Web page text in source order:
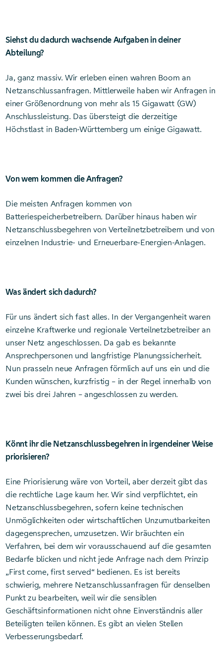
Siehst du dadurch wachsende Aufgaben in deiner
Abteilung?
Ja, ganz massiv. Wir erleben einen wahren Boom an
Netzanschlussanfragen. Mittlerweile haben wir Anfragen in
einer Größenordnung von mehr als 15 Gigawatt (GW)
Anschlussleistung. Das übersteigt die derzeitige
Höchstlast in Baden-Württemberg um einige Gigawatt.
Von wem kommen die Anfragen?
Die meisten Anfragen kommen von
Batteriespeicherbetreibern. Darüber hinaus haben wir
Netzanschlussbegehren von Verteilnetzbetreibern und von
einzelnen Industrie- und Erneuerbare-Energien-Anlagen.
Was ändert sich dadurch?
Für uns ändert sich fast alles. In der Vergangenheit waren
einzelne Kraftwerke und regionale Verteilnetzbetreiber an
unser Netz angeschlossen. Da gab es bekannte
Ansprechpersonen und langfristige Planungssicherheit.
Nun prasseln neue Anfragen förmlich auf uns ein und die
Kunden wünschen, kurzfristig – in der Regel innerhalb von
zwei bis drei Jahren – angeschlossen zu werden.
Könnt ihr die Netzanschlussbegehren in irgendeiner Weise
priorisieren?
Eine Priorisierung wäre von Vorteil, aber derzeit gibt das
die rechtliche Lage kaum her. Wir sind verpflichtet, ein
Netzanschlussbegehren, sofern keine technischen
Unmöglichkeiten oder wirtschaftlichen Unzumutbarkeiten
dagegensprechen, umzusetzen. Wir bräuchten ein
Verfahren, bei dem wir vorausschauend auf die gesamten
Bedarfe blicken und nicht jede Anfrage nach dem Prinzip
„First come, first served“ bedienen. Es ist bereits
schwierig, mehrere Netzanschlussanfragen für denselben
Punkt zu bearbeiten, weil wir die sensiblen
Geschäftsinformationen nicht ohne Einverständnis aller
Beteiligten teilen können. Es gibt an vielen Stellen
Verbesserungsbedarf.